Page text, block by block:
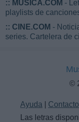
:: MUSICA.COM -
playlists de
:: CINE.COM -
series. Cartelera de
©
Ayuda Contacto
Las letras